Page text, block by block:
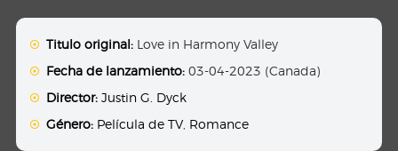
Titulo original: Love in Harmony Valley
Fecha de lanzamiento: 03-04-2023 (Canada)
Director: Justin G. Dyck
Género: Película de TV Romance